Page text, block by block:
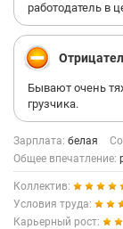
работодатель в
Бывают очень
грузчика.
Зарплата: белая
Общее впечатление:
Коллектив:
Условия труда:
Карьерный рост: